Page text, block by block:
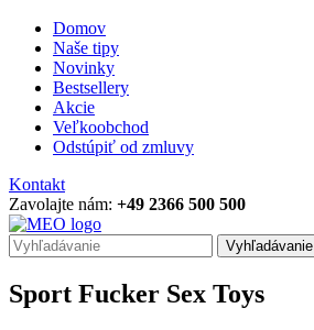
Domov
Naše tipy
Novinky
Bestsellery
Akcie
Veľkoobchod
Odstúpiť od zmluvy
Kontakt
Zavolajte nám: +49 2366 500 500
Vyhľadávanie
Sport Fucker Sex Toys